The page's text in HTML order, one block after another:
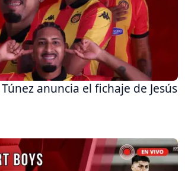
anuncia el fichaje de Jesús